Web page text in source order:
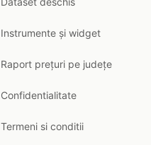
Instrumente și widget
Raport prețuri pe județe
Confidentialitate
Termeni si conditii